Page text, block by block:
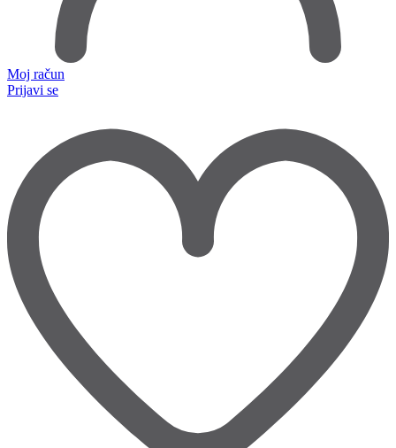
Moj račun
Prijavi se